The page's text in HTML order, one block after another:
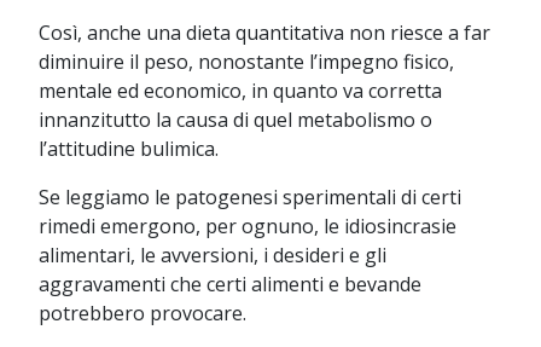
Così, anche una dieta quantitativa non riesce a far
diminuire il peso, nonostante l’impegno fisico,
mentale ed economico, in quanto va corretta
innanzitutto la causa di quel metabolismo o
l’attitudine bulimica.
Se leggiamo le patogenesi sperimentali di certi
rimedi emergono, per ognuno, le idiosincrasie
alimentari, le avversioni, i desideri e gli
aggravamenti che certi alimenti e bevande
potrebbero provocare.